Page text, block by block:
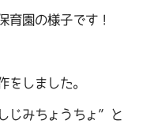
育園の様子です！
をしました。
じみちょうちょ”と